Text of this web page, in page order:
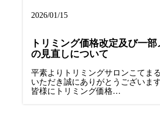
2026/01/15
トリミング価格改定及び一部
の見直しについて
平素よりトリミングサロンこてま
いただき誠にありがとうございま
皆様にトリミング価格…